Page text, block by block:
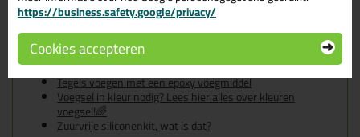
310ml
In de volgende blogs wordt dit product gebruikt:
Tegels kitten? Zo doe je dat!
Tegels voegen met cementgebonden voegmiddel
Tegels voegen met een epoxy voegmiddel
Voegsel in kleur nodig? Lees hier alles over kleuren
voegsel!🌈
Zuurvrije siliconenkit, wat is dat?
https://business.safety.google/privacy/
Cookies accepteren